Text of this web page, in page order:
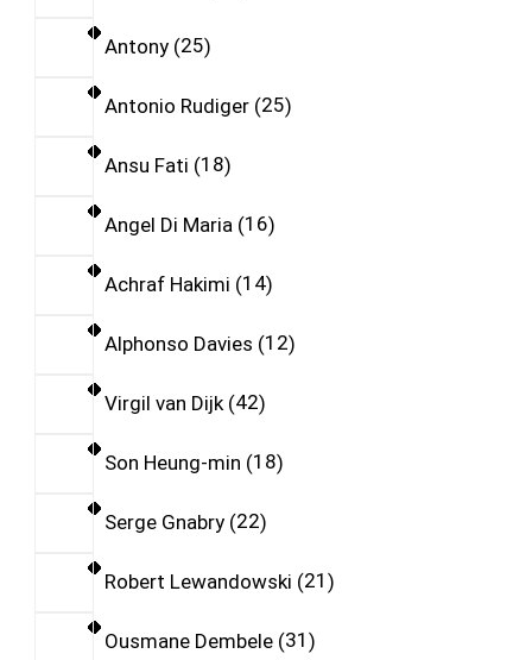
Antony 25
Antonio Rudiger 25
Ansu Fati 18
Angel Di Maria 16
Achraf Hakimi 14
Alphonso Davies 12
Virgil van Dijk 42
Son Heung-min 18
Serge Gnabry 22
Robert Lewandowski 21
Ousmane Dembele 31